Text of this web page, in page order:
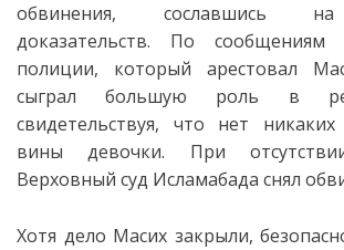
обвинения, сославшись на
доказательств. По
полиции, который арестовал
сыграл большую роль в
свидетельствуя, что нет никаких
вины девочки. При
Верховный суд Исламабада снял
Хотя дело Масих закрыли,